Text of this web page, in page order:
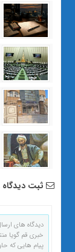
ثبت
دیدگاه های
خبری قم گویا
پیام هایی که